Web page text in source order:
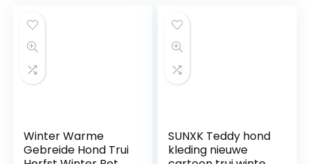
Winter Warme
Gebreide Hond Trui
SUNXK Teddy hond
kleding nieuwe